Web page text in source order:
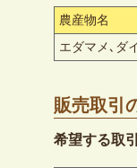
農産物名
エダマメ､ダ
販売取引
希望する取